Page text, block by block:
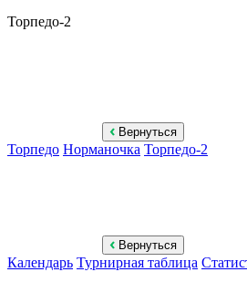
Торпедо-2
Вернуться
Торпедо Норманочка Торпедо-2
Вернуться
Календарь Турнирная таблица